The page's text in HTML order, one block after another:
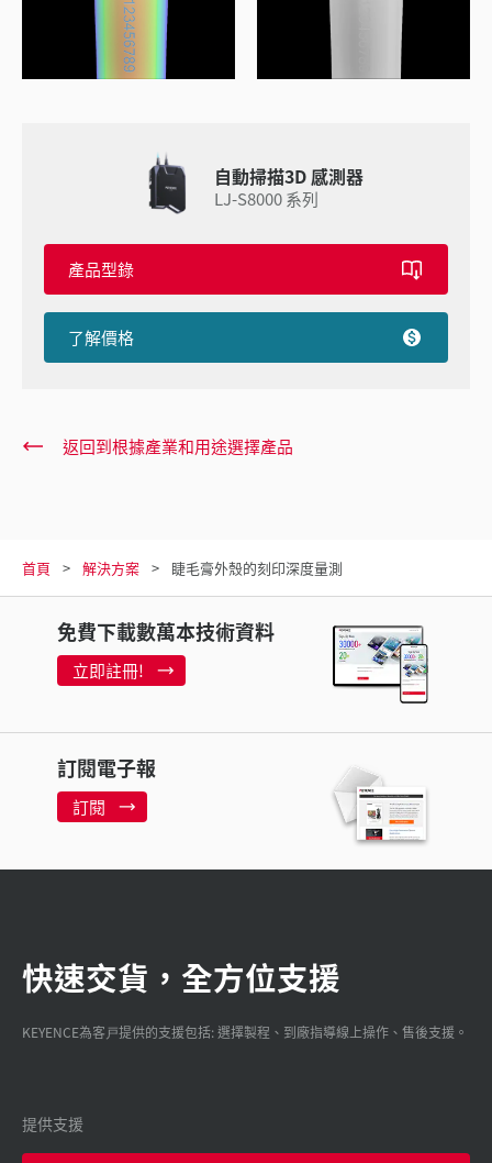
自動掃描3D 感測器
LJ-S8000 系列
產品型錄
了解價格
返回到根據產業和用途選擇產品
首頁 解決方案 睫毛膏外殼的刻印深度量測
免費下載數萬本技術資料
立即註冊!
訂閱電子報
訂閱
快速交貨，全方位支援
KEYENCE為客戸提供的支援包括: 選擇製程、到廠指導線上操作、售後支援。
提供支援